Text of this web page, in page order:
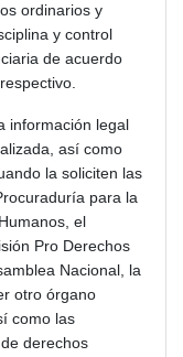
ordinarios y
y control
de acuerdo
información legal
así como
la soliciten las
para la
el
Pro Derechos
Nacional, la
otro órgano
como las
derechos